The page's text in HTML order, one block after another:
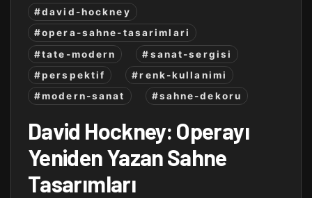
#david-hockney
#opera-sahne-tasarimlari
#tate-modern
#sanat-sergisi
#perspektif
#renk-kullanimi
#modern-sanat
#sahne-dekoru
David Hockney: Operayı
Yeniden Yazan Sahne
Tasarımları